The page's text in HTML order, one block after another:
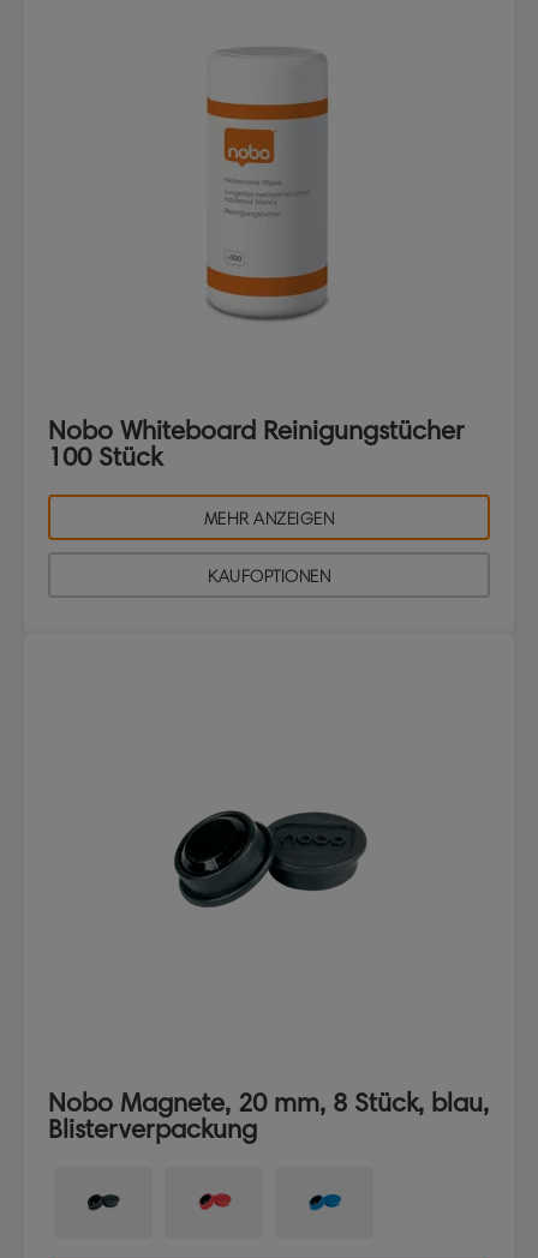
Nobo Whiteboard Reinigungstücher
100 Stück
MEHR ANZEIGEN
KAUFOPTIONEN
Nobo Magnete, 20 mm, 8 Stück, blau,
Blisterverpackung